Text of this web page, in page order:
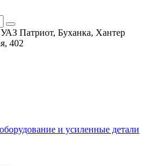
Патриот, Буханка, Хантер
402
и усиленные детали